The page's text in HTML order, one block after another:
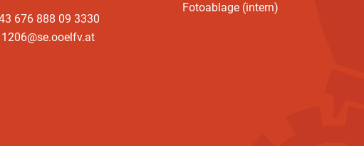
676 888 09 3330
Fotoablage (intern)